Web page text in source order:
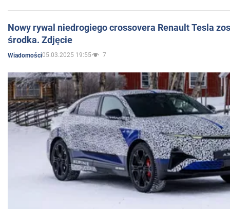
Nowy rywal niedrogiego crossovera Renault Tesla
środka. Zdjęcie
Wiadomości05.03.2025 19:55 7